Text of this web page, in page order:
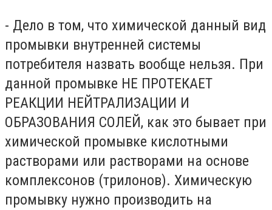
- Дело в том, что химической данный вид
промывки внутренней системы
потребителя назвать вообще нельзя. При
данной промывке НЕ ПРОТЕКАЕТ
РЕАКЦИИ НЕЙТРАЛИЗАЦИИ И
ОБРАЗОВАНИЯ СОЛЕЙ, как это бывает при
химической промывке кислотными
растворами или растворами на основе
комплексонов (трилонов). Химическую
промывку нужно производить на